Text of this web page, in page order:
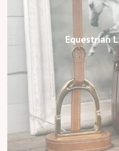
Equestrian